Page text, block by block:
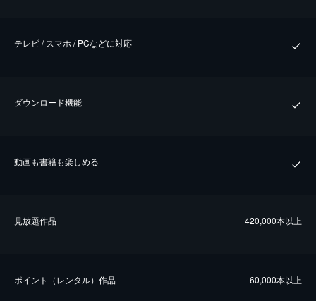
テレビ / スマホ / PCなどに対応
ダウンロード機能
動画も書籍も楽しめる
⾒放題作品 420,000本以上
ポイント（レンタル）作品 60,000本以上